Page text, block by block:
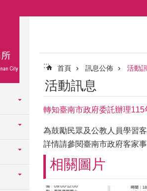
::: 首頁 訊息公佈 活動
活動訊息
轉知臺南市政府委託辦理
為鼓勵民眾及公教人員學習
詳情請參閱臺南市政府客家
相關圖片